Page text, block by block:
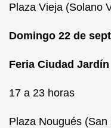
Plaza Vieja (Solano
Domingo 22 de
Feria Ciudad Jardín
17 a 23 horas
Plaza Nougués